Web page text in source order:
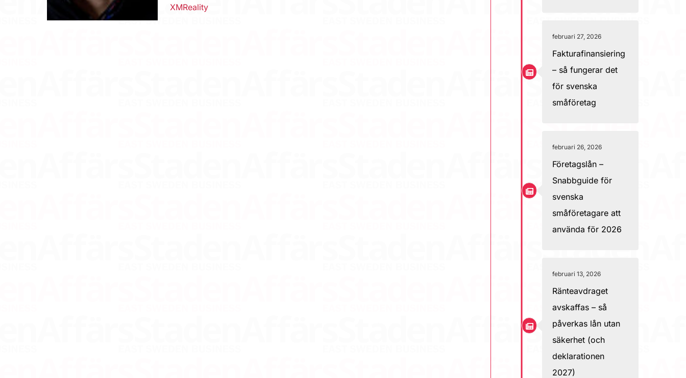
XMReality
februari 27, 2026
Fakturafinansiering
– så fungerar det
för svenska
småföretag
februari 26, 2026
Företagslån –
Snabbguide för
svenska
småföretagare att
använda för 2026
februari 13, 2026
Ränteavdraget
avskaffas – så
påverkas lån utan
säkerhet (och
deklarationen
2027)